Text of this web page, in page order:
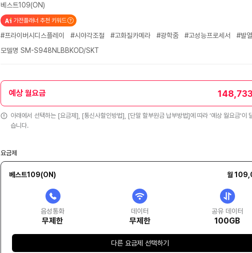
베스트109(ON)
가전플래너 추천 키워드
#프라이버시디스플레이 #시야각조절 #고화질카메라 #광학줌 #고성능프로세서 #발
모델명 SM-S948NLBBKOD/SKT
예상 월요금
아래에서 선택하는 [요금제], [통신사할인방법], [단말 할부원금 납부방법]에 따라 ‘예상 월요금'이
습니다.
요금제
베스트109(ON) 월
음성통화
무제한
데이터
무제한
공유 데이터
100GB
다른 요금제 선택하기